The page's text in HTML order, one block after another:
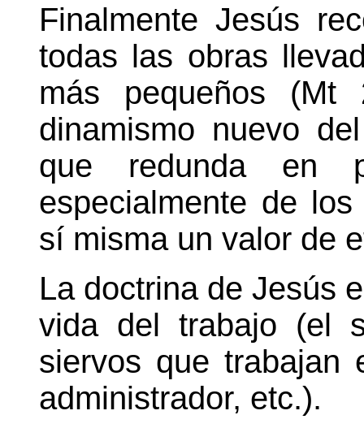
Finalmente Jesús
todas las obras
más pequeños (Mt
dinamismo nuevo
que redunda en
especialmente de
sí misma un valor de
La doctrina de Jesús
vida del trabajo (el
siervos que trabajan
administrador, etc.).